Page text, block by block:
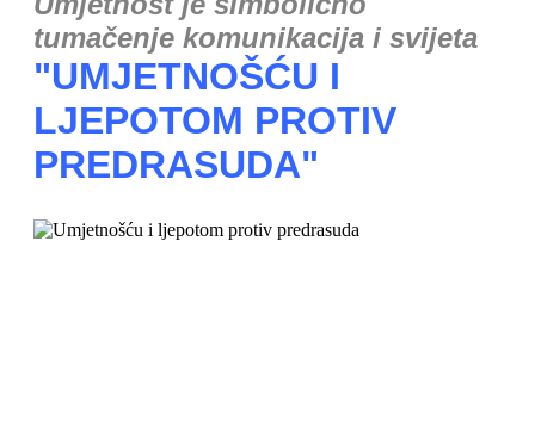
tumačenje komunikacija i svijeta
"UMJETNOŠĆU I
LJEPOTOM PROTIV
PREDRASUDA"